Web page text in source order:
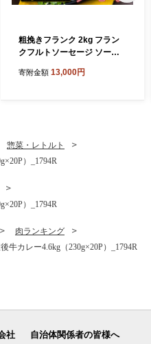
粗挽きフランク 2kg フラン
クフルトソーセージ ソーセ
豚 豚肉 鶏肉 旨味 おかず お
寄附金額 13,000円
惣菜・レトルト
）_1794R
）_1794R
肉ランキング
牛カレー4.6kg（230g×20P）_1794R
社 自治体関係者の皆様へ